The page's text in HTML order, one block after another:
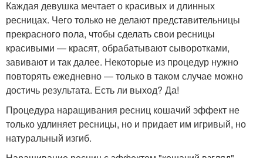
Каждая девушка мечтает о красивых и длинных
ресницах. Чего только не делают представительницы
прекрасного пола, чтобы сделать свои ресницы
красивыми — красят, обрабатывают сыворотками,
завивают и так далее. Некоторые из процедур нужно
повторять ежедневно — только в таком случае можно
достичь результата. Есть ли выход? Да!
Процедура наращивания ресниц кошачий эффект не
только удлиняет ресницы, но и придает им игривый, но
натуральный изгиб.